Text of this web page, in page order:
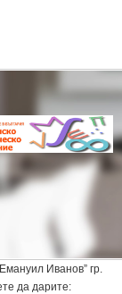
Иванов” гр.
да дарите: